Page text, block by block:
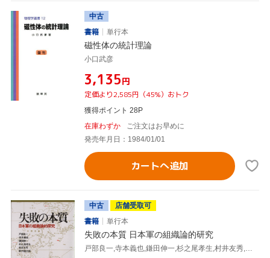
中古
書籍
単行本
磁性体の統計理論
小口武彦
¥3,135円
定価より2,585円（45%）おトク
獲得ポイント 28P
在庫わずか
ご注文はお早めに
発売年月日：1984/01/01
カートへ追加
中古
店舗受取可
書籍
単行本
失敗の本質 日本軍の組織論的研究